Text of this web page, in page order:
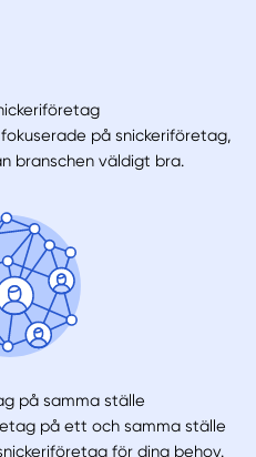
på snickeriföretag,
branschen väldigt bra.
på samma ställe
på ett och samma ställe
för dina behov.